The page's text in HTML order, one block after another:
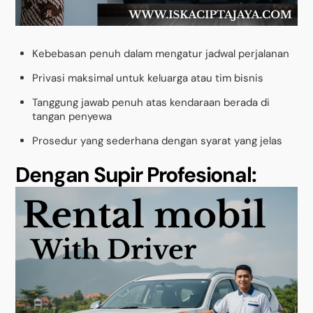
Kebebasan penuh dalam mengatur jadwal perjalanan
Privasi maksimal untuk keluarga atau tim bisnis
Tanggung jawab penuh atas kendaraan berada di
tangan penyewa
Prosedur yang sederhana dengan syarat yang jelas
Dengan Supir Profesional: